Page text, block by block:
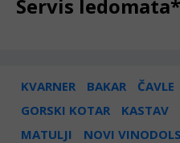
Servis ledomata*
KVARNER BAKAR ČAVLE
GORSKI KOTAR
KASTAV
MATULJI
NOVI